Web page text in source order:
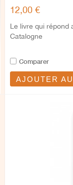
12,00 €
Le livre qui répond
Catalogne
Comparer
AJOUTER